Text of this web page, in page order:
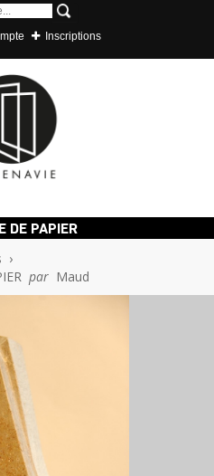
Inscriptions
DE PAPIER
›
par Maud